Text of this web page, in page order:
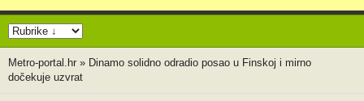
Metro-portal.hr » Dinamo solidno odradio posao u Finskoj i mirno
dočekuje uzvrat